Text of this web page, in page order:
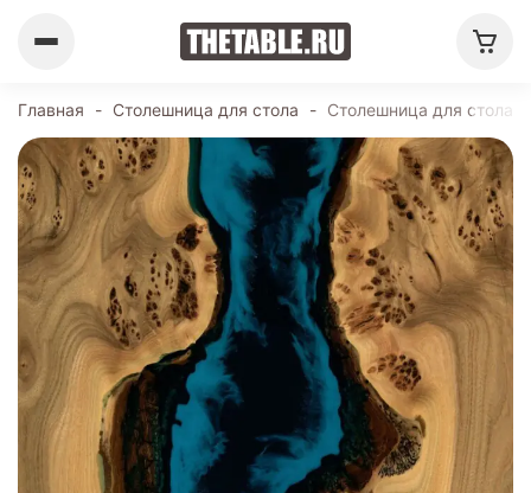
Главная - Столешница для стола - Столешница для стола